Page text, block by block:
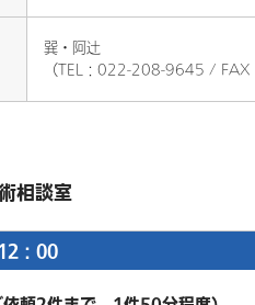
巽・阿辻
（TEL：022-208-9645 /
相談室
：00